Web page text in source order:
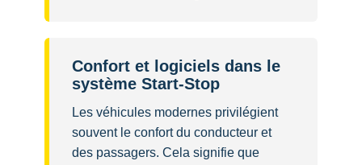
Confort et logiciels dans le
système Start-Stop
Les véhicules modernes privilégient
souvent le confort du conducteur et
des passagers. Cela signifie que